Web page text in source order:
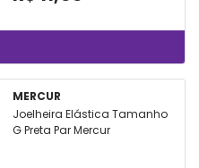
MERCUR
Joelheira Elástica Tamanho
G Preta Par Mercur